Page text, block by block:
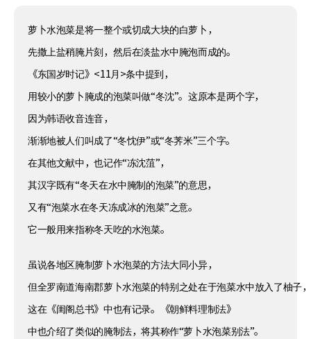
萝卜水泡菜是将一整个或切成大块的白萝卜，
先撒上盐稍腌片刻，然后在淡盐水中腌泡而成的。
《东国岁时记》<11月>条中提到，
用较小的萝卜腌成的泡菜叫做“冬沈”。这原本是两个字，
因为韩语收音连音，
渐渐地被人们叫成了“冬忱伊”或“冬荠米”三个字。
在其他文献中，也记作“冻沈菹”，
其汉字既有“冬天在水中腌制的泡菜”的意思，
又有“泡菜水在冬天冻成冰的泡菜”之意。
它一般用来指称冬天吃的水泡菜。
虽说各地区腌制萝卜水泡菜的方法大同小异，
但全罗南道海南郡萝卜水泡菜的特别之处在于泡菜水中放入了柚子，
这在《闺阁总书》中也有记录。《朝鲜料理制法》
中也介绍了类似的腌制法，将其称作“萝卜水泡菜别法”。